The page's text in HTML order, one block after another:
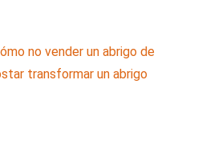
no vender un abrigo de
transformar un abrigo